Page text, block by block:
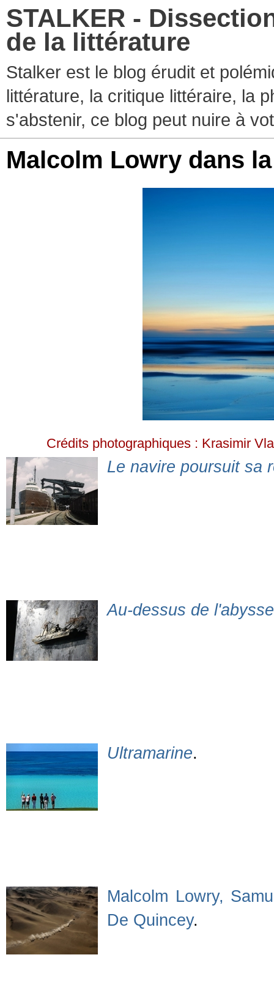
STALKER -
de la littérature
Stalker est le blog érudit et
littérature, la critique littéraire, la
s'abstenir, ce blog peut nuire à
Malcolm Lowry dans
Crédits photographiques : Krasimir
Le navire poursuit sa
Au-dessus de l'abysse
Ultramarine.
Malcolm Lowry,
De Quincey.